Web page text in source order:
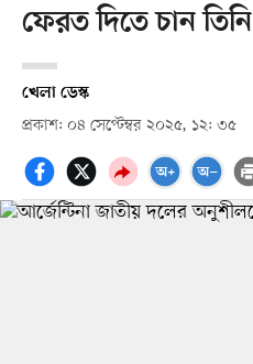
ফেরত দিতে চান তিনি
খেলা ডেস্ক
প্রকাশ: ০৪ সেপ্টেম্বর ২০২৫, ১২: ৩৫